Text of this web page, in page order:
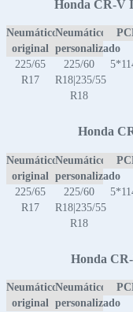
Honda CR-V
Neumático
original
Neumático
personalizado
225/65
R17
225/60
R18|235/55
R18
Honda
Neumático
original
Neumático
personalizado
225/65
R17
225/60
R18|235/55
R18
Honda
Neumático
original
Neumático
personalizado